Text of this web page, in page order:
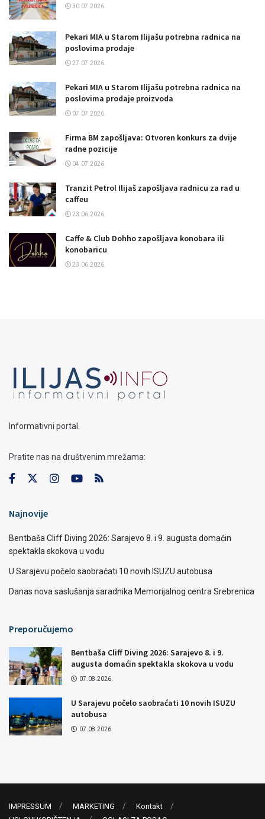
30.07.2026.
Pekari MIA u Starom Ilijašu potrebna radnica na
poslovima prodaje
27.07.2026.
Pekari MIA u Starom Ilijašu potrebna radnica na
poslovima prodaje proizvoda
07.07.2026.
Firma BM zapošljava: Otvoren konkurs za dvije
radne pozicije
04.07.2026.
Tranzit Petrol Ilijaš zapošljava radnicu za rad u
caffeu
23.06.2026.
Caffe & Club Dohho zapošljava konobara ili
konobaricu
23.06.2026.
Informativni portal.
Pratite nas na društvenim mrežama:
Najnovije
Bentbaša Cliff Diving 2026: Sarajevo 8. i 9. augusta domaćin
spektakla skokova u vodu
U Sarajevu počelo saobraćati 10 novih ISUZU autobusa
Danas nova saslušanja saradnika Memorijalnog centra Srebrenica
Preporučujemo
Bentbaša Cliff Diving 2026: Sarajevo 8. i 9.
augusta domaćin spektakla skokova u vodu
07.08.2026.
U Sarajevu počelo saobraćati 10 novih ISUZU
autobusa
07.08.2026.
IMPRESSUM MARKETING
Kontakt